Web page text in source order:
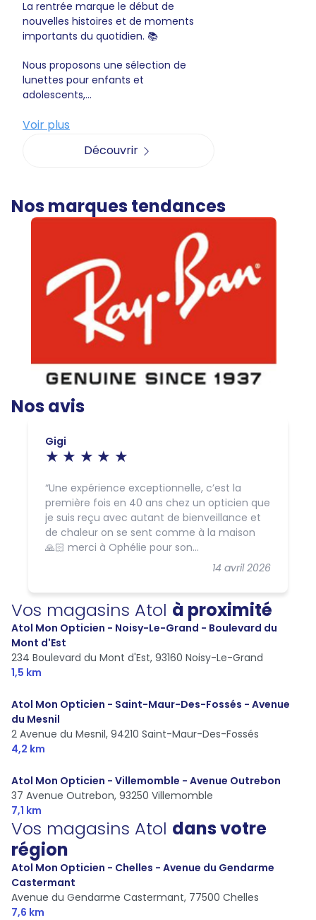
La rentrée marque le début de
nouvelles histoires et de moments
importants du quotidien. 📚
Nous proposons une sélection de
lunettes pour enfants et
adolescents,...
Voir plus
Découvrir
Nos marques tendances
Nos avis
Gigi
14 avril 2026
Une expérience exceptionnelle, c’est la
première fois en 40 ans chez un opticien que
je suis reçu avec autant de bienveillance et
de chaleur on se sent comme à la maison
🙏🏻 merci à Ophélie pour son
professionnalisme, sa disponibilité, sa
son humour, mon épouse et moi même
avons été conquis par cette boutique et
surtout par son équipe, n’oublions pas le
collègue d’Ophélie qui est tout aussi
professionnel et d’une amabilité sans faille
🙏🏻 je n’irai plus ailleurs à l’avenir!!! Comme
du minimum !!!!! Encore un grand merci à
Ophélie de la part de tic et tac 😂😂😂😂
Vos magasins Atol à proximité
Atol Mon Opticien - Noisy-Le-Grand - Boulevard du
Mont d'Est
234 Boulevard du Mont d'Est, 93160 Noisy-Le-Grand
1,5 km
Atol Mon Opticien - Saint-Maur-Des-Fossés - Avenue
du Mesnil
2 Avenue du Mesnil, 94210 Saint-Maur-Des-Fossés
4,2 km
Atol Mon Opticien - Villemomble - Avenue Outrebon
37 Avenue Outrebon, 93250 Villemomble
7,1 km
Vos magasins Atol dans votre
région
Atol Mon Opticien - Chelles - Avenue du Gendarme
Castermant
Avenue du Gendarme Castermant, 77500 Chelles
7,6 km